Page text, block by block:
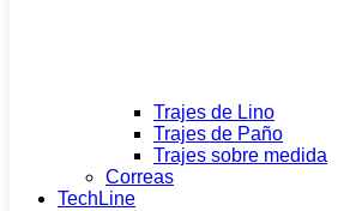
Trajes de Lino
Trajes de Paño
Trajes sobre medida
Correas
TechLine